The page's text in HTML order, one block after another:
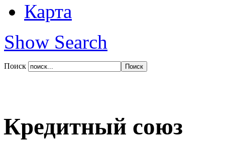
Карта
Show Search
Поиск
Кредитный союз